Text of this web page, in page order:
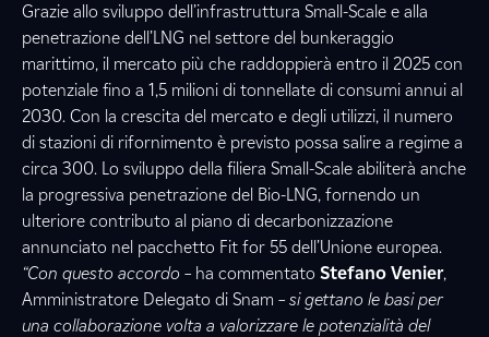
Grazie allo sviluppo dell’infrastruttura Small-Scale e alla
penetrazione dell’LNG nel settore del bunkeraggio
marittimo, il mercato più che raddoppierà entro il 2025 con
potenziale fino a 1,5 milioni di tonnellate di consumi annui al
2030. Con la crescita del mercato e degli utilizzi, il numero
di stazioni di rifornimento è previsto possa salire a regime a
circa 300. Lo sviluppo della filiera Small-Scale abiliterà anche
la progressiva penetrazione del Bio-LNG, fornendo un
ulteriore contributo al piano di decarbonizzazione
annunciato nel pacchetto Fit for 55 dell’Unione europea.
“Con questo accordo – ha commentato Stefano Venier,
Amministratore Delegato di Snam – si gettano le basi per
una collaborazione volta a valorizzare le potenzialità del